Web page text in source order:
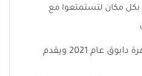
بكل مكان لتستمتعوا مع
تأسس مطعم و ملحمة زهرة دابوق عام 2021 ويقدم